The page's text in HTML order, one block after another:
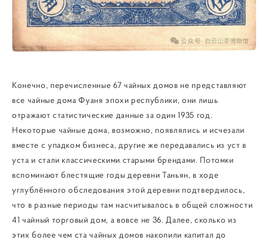
Конечно, перечисленные 67 чайных домов не представляют
все чайные дома Фуаня эпохи республики, они лишь
отражают статистические данные за один 1935 год.
Некоторые чайные дома, возможно, появлялись и исчезали
вместе с упадком бизнеса, другие же передавались из уст в
уста и стали классическими старыми брендами. Потомки
вспоминают блестящие годы деревни Таньян, в ходе
углублённого обследования этой деревни подтвердилось,
что в разные периоды там насчитывалось в общей сложности
41 чайный торговый дом, а вовсе не 36. Далее, сколько из
этих более чем ста чайных домов накопили капитал до